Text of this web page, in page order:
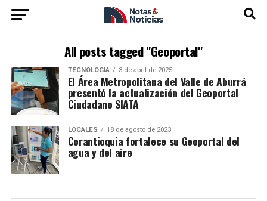
All posts tagged "Geoportal"
TECNOLOGÍA 3 de abril de 2025
El Área Metropolitana del Valle de Aburrá
presentó la actualización del Geoportal
Ciudadano SIATA
LOCALES 18 de agosto de 2023
Corantioquia fortalece su Geoportal del
agua y del aire